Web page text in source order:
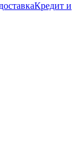
Кредит и